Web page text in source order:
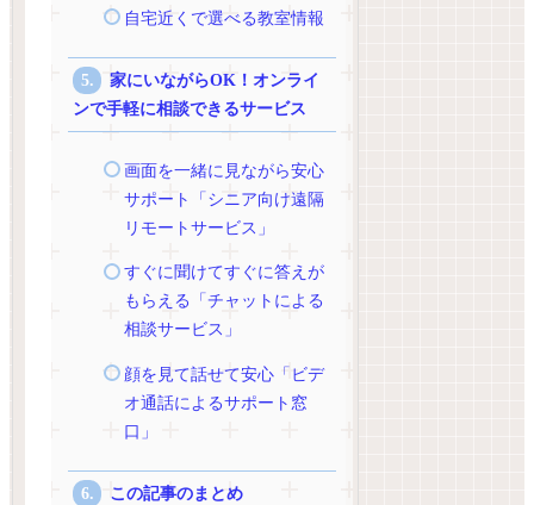
自宅近くで選べる教室情報
家にいながらOK！オンライ
ンで手軽に相談できるサービス
画面を一緒に見ながら安心
サポート「シニア向け遠隔
リモートサービス」
すぐに聞けてすぐに答えが
もらえる「チャットによる
相談サービス」
顔を見て話せて安心「ビデ
オ通話によるサポート窓
口」
この記事のまとめ